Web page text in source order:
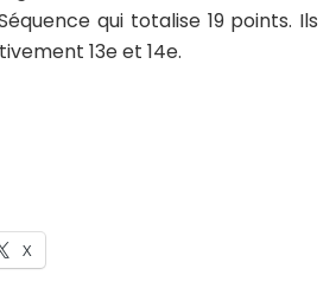
qui totalise 19 points. Ils
13e et 14e.
X